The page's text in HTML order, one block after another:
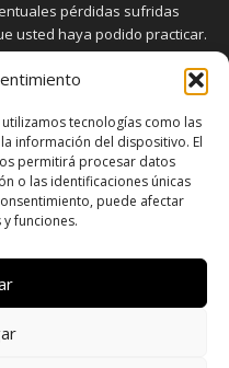
tecnologías como las
información del dispositivo. El
permitirá procesar datos
o las identificaciones únicas
puede afectar
funciones.
pérdidas sufridas
usted haya podido practicar.
binarias implica riesgos
estos riesgos, que